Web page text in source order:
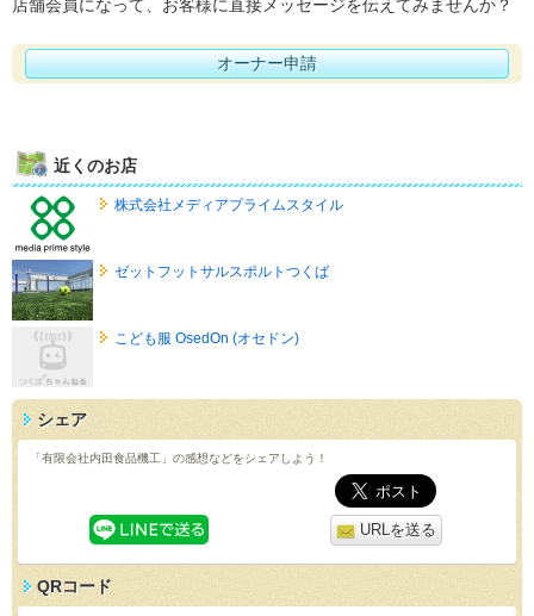
店舗会員になって、お客様に直接メッセージを伝えてみませんか？
オーナー申請
近くのお店
株式会社メディアプライムスタイル
ゼットフットサルスポルトつくば
こども服 OsedOn (オセドン)
シェア
「有限会社内田食品機工」の感想などをシェアしよう！
URLを送る
QRコード